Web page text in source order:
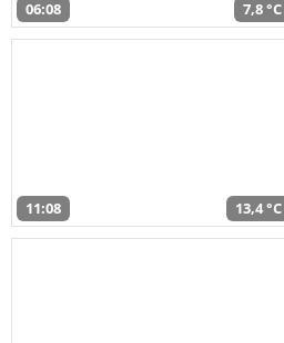
06:08 7,8 °C
11:08 13,4 °C